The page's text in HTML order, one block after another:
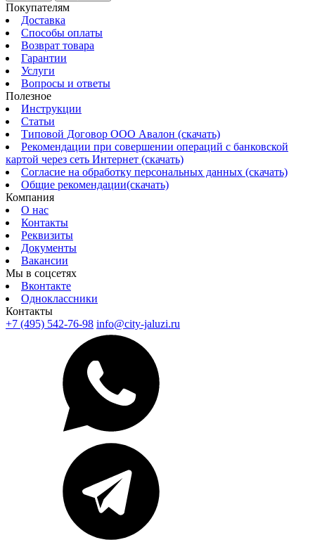
Покупателям
Доставка
Способы оплаты
Возврат товара
Гарантии
Услуги
Вопросы и ответы
Полезное
Инструкции
Статьи
Типовой Договор ООО Авалон (скачать)
Рекомендации при совершении операций с банковской
картой через сеть Интернет (скачать)
Согласие на обработку персональных данных (скачать)
Общие рекомендации(скачать)
Компания
О нас
Контакты
Реквизиты
Документы
Вакансии
Мы в соцсетях
Вконтакте
Одноклассники
Контакты
+7 (495) 542-76-98 info@city-jaluzi.ru